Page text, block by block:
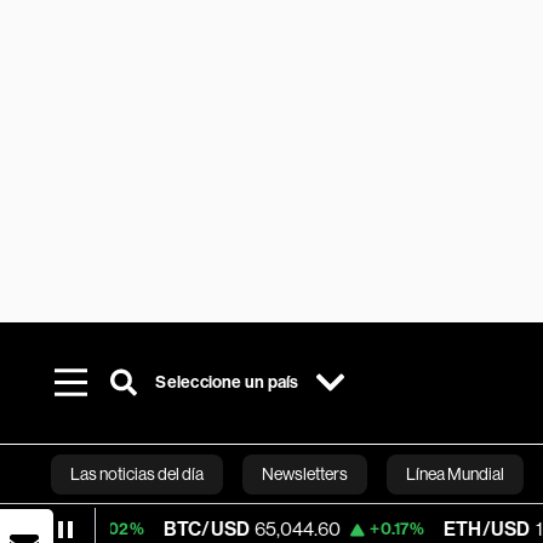
Seleccione un país
Las noticias del día Newsletters Línea Mundial
Bloomberg
BTC/USD 65,044.60 +0.17% ETH/USD 1,921.528